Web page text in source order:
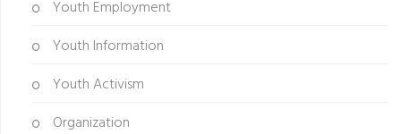
Youth Employment
Youth Information
Youth Activism
Organization